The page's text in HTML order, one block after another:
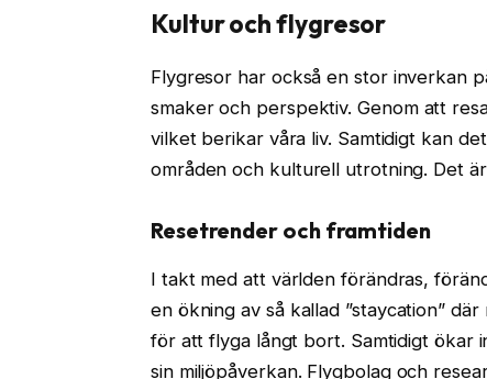
Kultur och flygresor
Flygresor har också en stor inverkan
smaker och perspektiv. Genom att
vilket berikar våra liv. Samtidigt kan
områden och kulturell utrotning. Det
Resetrender och framtiden
I takt med att världen förändras,
en ökning av så kallad ”staycation”
för att flyga långt bort. Samtidigt ökar
sin miljöpåverkan. Flygbolag och